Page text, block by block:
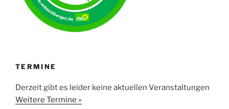
TERMINE
Derzeit gibt es leider keine aktuellen Veranstaltungen
Weitere Termine »